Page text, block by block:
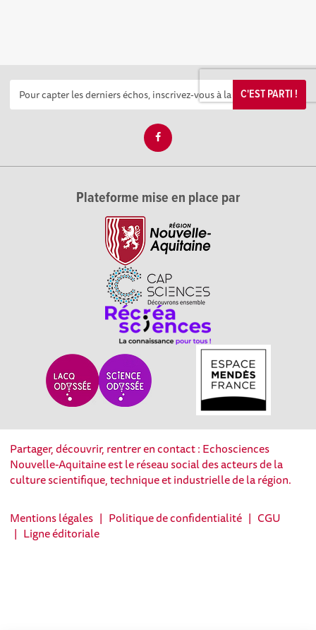
C'EST PARTI !
Plateforme mise en place par
Partager, découvrir, rentrer en contact : Echosciences
Nouvelle-Aquitaine est le réseau social des acteurs de la
culture scientifique, technique et industrielle de la région.
Mentions légales | Politique de confidentialité | CGU
| Ligne éditoriale